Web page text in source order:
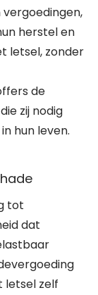
herstel en
letsel, zonder
de
zij nodig
hun leven.
tot
dat
letsel zelf